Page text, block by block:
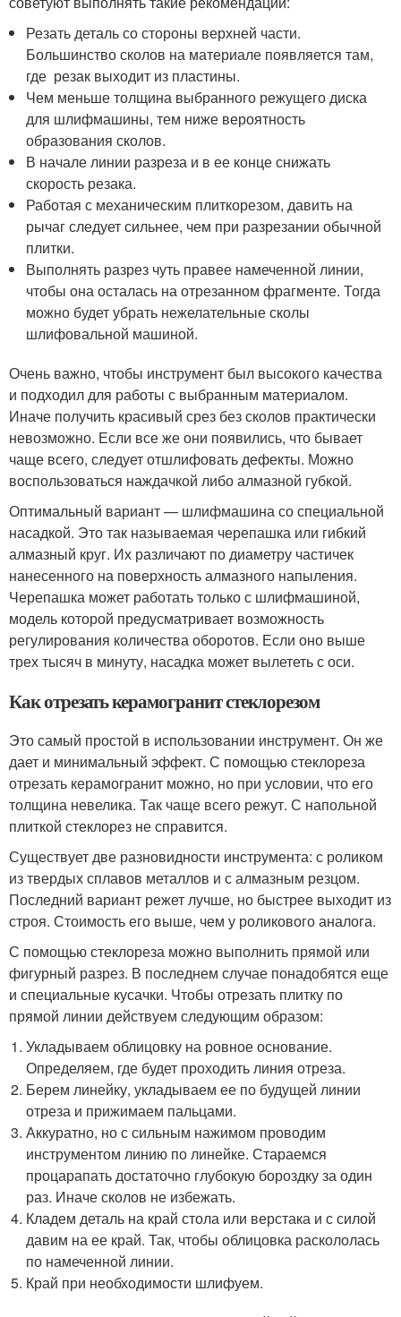
Резать деталь со стороны верхней части.
Большинство сколов на материале появляется там,
где резак выходит из пластины.
Чем меньше толщина выбранного режущего диска
для шлифмашины, тем ниже вероятность
образования сколов.
В начале линии разреза и в ее конце снижать
скорость резака.
Работая с механическим плиткорезом, давить на
рычаг следует сильнее, чем при разрезании обычной
плитки.
Выполнять разрез чуть правее намеченной линии,
чтобы она осталась на отрезанном фрагменте. Тогда
можно будет убрать нежелательные сколы
шлифовальной машиной.
Очень важно, чтобы инструмент был высокого качества
и подходил для работы с выбранным материалом.
Иначе получить красивый срез без сколов практически
невозможно. Если все же они появились, что бывает
чаще всего, следует отшлифовать дефекты. Можно
воспользоваться наждачкой либо алмазной губкой.
Оптимальный вариант — шлифмашина со специальной
насадкой. Это так называемая черепашка или гибкий
алмазный круг. Их различают по диаметру частичек
нанесенного на поверхность алмазного напыления.
Черепашка может работать только с шлифмашиной,
модель которой предусматривает возможность
регулирования количества оборотов. Если оно выше
трех тысяч в минуту, насадка может вылететь с оси.
Как отрезать керамогранит стеклорезом
Это самый простой в использовании инструмент. Он же
дает и минимальный эффект. С помощью стеклореза
отрезать керамогранит можно, но при условии, что его
толщина невелика. Так чаще всего режут. С напольной
плиткой стеклорез не справится.
Существует две разновидности инструмента: с роликом
из твердых сплавов металлов и с алмазным резцом.
Последний вариант режет лучше, но быстрее выходит из
строя. Стоимость его выше, чем у роликового аналога.
С помощью стеклореза можно выполнить прямой или
фигурный разрез. В последнем случае понадобятся еще
и специальные кусачки. Чтобы отрезать плитку по
прямой линии действуем следующим образом:
Укладываем облицовку на ровное основание.
Определяем, где будет проходить линия отреза.
Берем линейку, укладываем ее по будущей линии
отреза и прижимаем пальцами.
Аккуратно, но с сильным нажимом проводим
инструментом линию по линейке. Стараемся
процарапать достаточно глубокую бороздку за один
раз. Иначе сколов не избежать.
Кладем деталь на край стола или верстака и с силой
давим на ее край. Так, чтобы облицовка раскололась
по намеченной линии.
Край при необходимости шлифуем.